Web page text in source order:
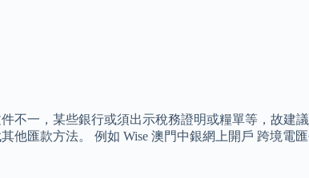
不一，某些銀行或須出示稅務證明或糧單等，故
他匯款方法。 例如 Wise 澳門中銀網上開戶 跨境